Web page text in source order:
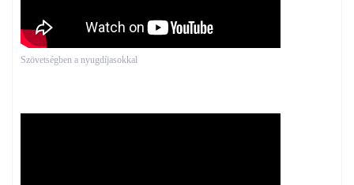
Szövetségben a nyugdíjasokkal